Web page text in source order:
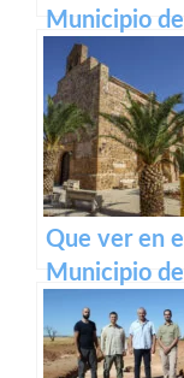
Municipio de
Caracuel de
Calatrava en
Castilla La
Mancha
Que ver en el
Municipio de
Valenzuela de
Calatrava en